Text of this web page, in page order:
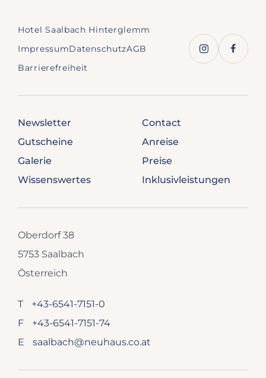
Hotel Saalbach Hinterglemm
ImpressumDatenschutzAGB
Barrierefreiheit
Newsletter
Contact
Gutscheine
Anreise
Galerie
Preise
Wissenswertes
Inklusivleistungen
Oberdorf 38
5753 Saalbach
Österreich
T
+43-6541-7151-0
F
+43-6541-7151-74
E
saalbach@neuhaus.co.at